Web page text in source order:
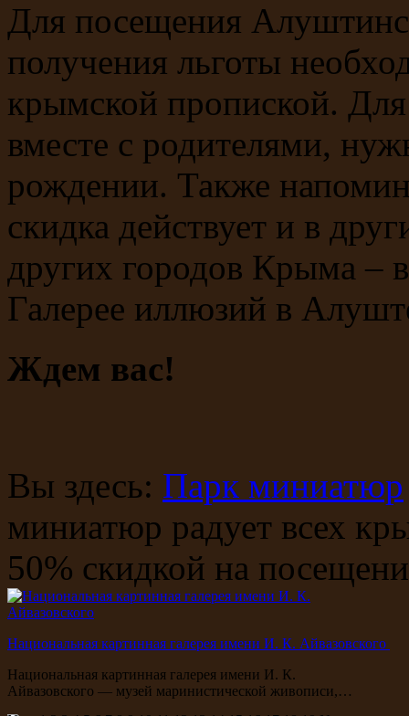
Для посещения
получения льготы
крымской пропиской.
вместе с родителями,
рождении. Также
скидка действует и в
других городов Крыма –
Галерее иллюзий в
Ждем вас!
Вы здесь: Парк миниатюр
миниатюр радует всех
50% скидкой на
Национальная картинная галерея имени И. К. Айвазовского
Национальная картинная галерея имени И. К.
Айвазовского — музей маринистической живописи,…